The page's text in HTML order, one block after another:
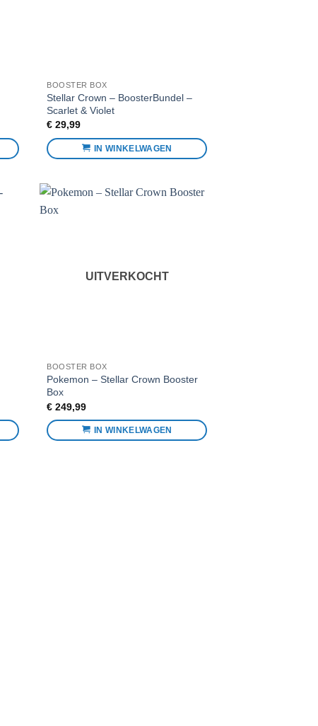
BOOSTER BOX
Stellar Crown – BoosterBundel –
Scarlet & Violet
€29,99
IN WINKELWAGEN
UITVERKOCHT
BOOSTER BOX
Pokemon – Stellar Crown Booster
Box
€249,99
IN WINKELWAGEN